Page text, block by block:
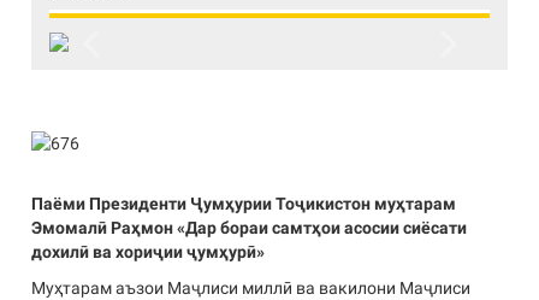
Паёми Президенти Ҷумҳурии Тоҷикистон муҳтарам
Эмомалӣ Раҳмон «Дар бораи самтҳои асосии сиёсати
дохилӣ ва хориҷии ҷумҳурӣ»
Муҳтарам аъзои Маҷлиси миллӣ ва вакилони Маҷлиси